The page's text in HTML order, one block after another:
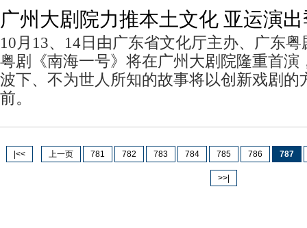
广州大剧院力推本土文化 亚运演
10月13、14日由广东省文化厅主办、广东
粤剧《南海一号》将在广州大剧院隆重首演
波下、不为世人所知的故事将以创新戏剧的
前。
|<< 上一页 781 782 783 784 785 786 787
>>|